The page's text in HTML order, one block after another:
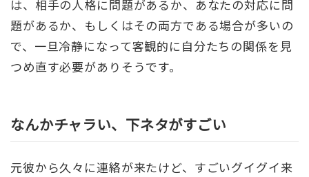
は、相手の人格に問題があるか、あなたの対応に問
題があるか、もしくはその両方である場合が多いの
で、一旦冷静になって客観的に自分たちの関係を見
つめ直す必要がありそうです。
なんかチャラい、下ネタがすごい
元彼から久々に連絡が来たけど、すごいグイグイ来